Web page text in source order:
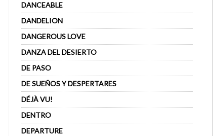
DANCEABLE
DANDELION
DANGEROUS LOVE
DANZA DEL DESIERTO
DE PASO
DE SUEÑOS Y DESPERTARES
DÉJÀ VU!
DENTRO
DEPARTURE